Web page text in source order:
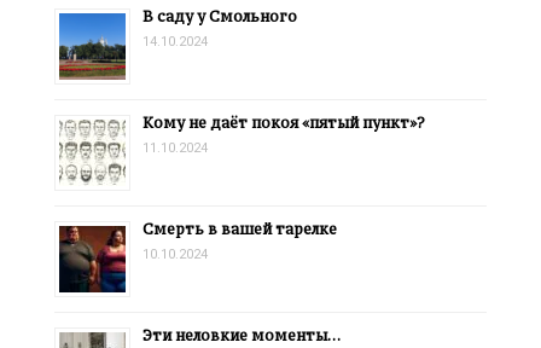
В саду у Смольного
14.10.2024
Кому не даёт покоя «пятый пункт»?
11.10.2024
Смерть в вашей тарелке
10.10.2024
Эти неловкие моменты…